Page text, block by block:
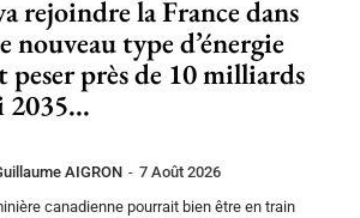
rejoindre la France dans
nouveau type d’énergie
près de 10 milliards
2035...
AIGRON - 7 Août 2026
canadienne pourrait bien être en train